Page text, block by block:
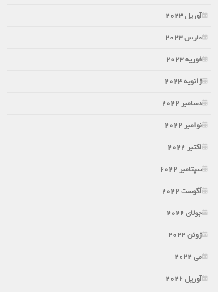
آوریل 2023
مارس 2023
فوریه 2023
ژانویه 2023
دسامبر 2022
نوامبر 2022
اکتبر 2022
سپتامبر 2022
آگوست 2022
جولای 2022
ژوئن 2022
می 2022
آوریل 2022